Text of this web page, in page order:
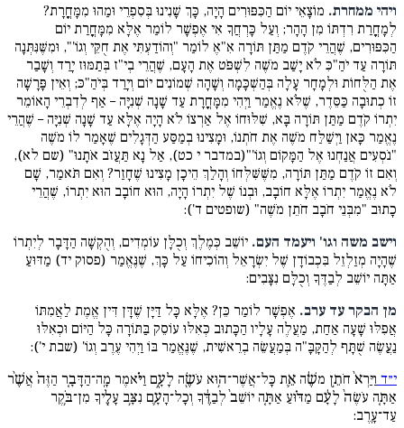
ויהי ממחרת. מוֹצָאֵי יוֹם הַכִּפּוּרִים הָיָה, כָּךְ שָׁנִינוּ בְּסִפְרֵי וּמַהוּ מִמָּחֳרָת?
לְמָחֳרַת רִדְתּוֹ מִן הָהָר; וְעַל כָּרְחֲךָ אִי אֶפְשָׁר לוֹמַר אֶלָּא מִמָּחֳרַת יוֹם
הַכִּפּוּרִים, שֶׁהֲרֵי קֹדֶם מַתַּן תּוֹרָה אִ"אֶ לוֹמַר "וְהוֹדַעְתִּי אֶת חֻקֵּי וְגוֹ'", וּמִשֶּׁנִּתְּנָה
תּוֹרָה עַד יֹהַ"כִּ לֹא יָשַׁב מֹשֶׁה לִשְׁפֹּט אֶת הָעָם, שֶׁהֲרֵי בְי"ז בְּתַמּוּז יָרַד וְשָׁבַר
אֶת הַלֻּחוֹת וּלְמָחָר עָלָה בְּהַשְׁכָּמָה וְשָׁהָה שְׁמוֹנִים יוֹם וְיָרַד בְּיֹהַ"כּ; וְאֵין פָּרָשָׁה
זוֹ כְתוּבָה כַּסֵּדֶר, שֶׁלֹּא נֶאֱמַר וַיְהִי מִמָּחֳרָת עַד שָׁנָה שְׁנִיָּה – אַף לְדִבְרֵי הָאוֹמֵר
יִתְרוֹ קֹדֶם מַתַּן תּוֹרָה בָּא, שִׁלּוּחוֹ אֶל אַרְצוֹ לֹא הָיָה אֶלָּא עַד שָׁנָה שְׁנִיָּה – שֶׁהֲרֵי
נֶאֱמַר כָּאן וַיְשַׁלַּח מֹשֶׁה אֶת חֹתְנוֹ, וּמָצִינוּ בְמַסַּע הַדְּגָלִים שֶׁאָמַר לוֹ מֹשֶׁה
"נֹסְעִים אֲנַחְנוּ אֶל הַמָּקוֹם וְגוֹ'"(במדבר י כט), אַל נָא תַּעֲזֹב אֹתָנוּ" (שם לא),
וְאִם זוֹ קֹדֶם מַתַּן תּוֹרָה, מִשֶּׁשִּׁלְּחוֹ וְהָלַךְ הֵיכָן מָצִינוּ שֶׁחָזַר? וְאִם תֹּאמַר, שָׁם
לֹא נֶאֱמַר יִתְרוֹ אֶלָּא חוֹבָב, וּבְנוֹ שֶׁל יִתְרוֹ הָיָה, הוּא חוֹבָב הוּא יִתְרוֹ, שֶׁהֲרֵי
כָתוּב "מִבְּנֵי חֹבָב חֹתֵן מֹשֶׁה" (שופטים ד'):
וישב משה וגו' ויעמד העם. יוֹשֵׁב כְּמֶלֶךְ וְכֻלָּן עוֹמְדִים, וְהֻקְשָׁה הַדָּבָר לְיִתְרוֹ
שֶׁהָיָה מְזַלְזֵל בִּכְבוֹדָן שֶׁל יִשְׂרָאֵל וְהוֹכִיחוֹ עַל כָּךְ, שֶׁנֶּאֱמַר (פסוק יד) מַדּוּעַ
אַתָּה יוֹשֵׁב לְבַדֶּךָ וְכֻלָּם נִצָּבִים:
מן הבקר עד ערב. אֶפְשָׁר לוֹמַר כֵּן? אֶלָּא כָּל דַּיָּן שֶׁדָּן דִּין אֱמֶת לַאֲמִתּוֹ
אֲפִלּוּ שָׁעָה אַחַת, מַעֲלֶה עָלָיו הַכָּתוּב כְּאִלּוּ עוֹסֵק בַּתּוֹרָה כָּל הַיּוֹם וּכְאִלּוּ
נַעֲשֶׂה שֻׁתָּף לְהַקָּבָּ"ה בְּמַעֲשֵׂה בְרֵאשִׁית, שֶׁנֶּאֱמַר בּוֹ וַיְהִי עֶרֶב וְגוֹ' (שבת י'):
י״ד וַיַּרְא֙ חֹתֵ֣ן משֶׁ֔ה אֵ֛ת כָּל־אֲשֶׁר־ה֥וּא עֹשֶׂ֖ה לָעָ֑ם וַיֹּ֗אמֶר מָֽה־הַדָּבָ֤ר הַזֶּה֙ אֲשֶׁ֨ר
אַתָּ֤ה עֹשֶׂה֙ לָעָ֔ם מַדּ֗וּעַ אַתָּ֤ה יוֹשֵׁב֙ לְבַדֶּ֔ךָ וְכָל־הָעָ֛ם נִצָּ֥ב עָלֶ֖יךָ מִן־בֹּ֥קֶר
עַד־עָֽרֶב: